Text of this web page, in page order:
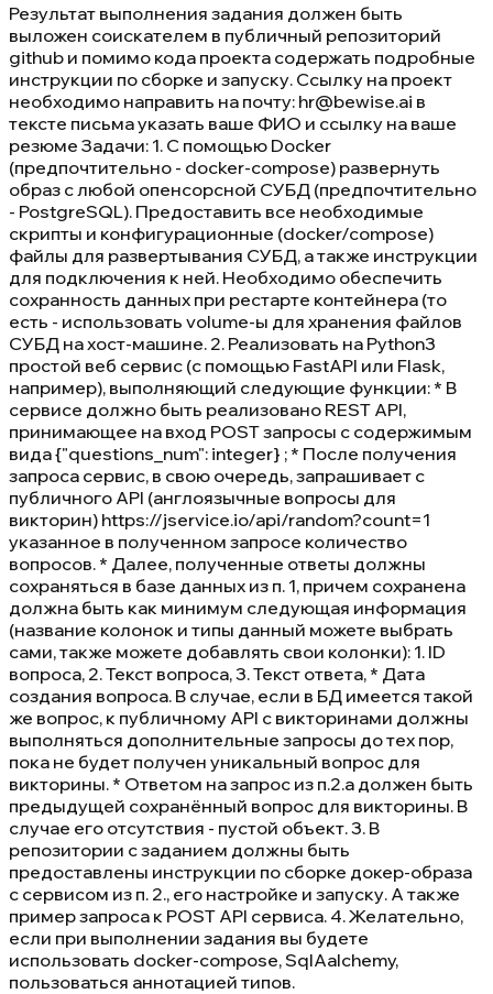
Результат выполнения задания должен быть
выложен соискателем в публичный репозиторий
github и помимо кода проекта содержать подробные
инструкции по сборке и запуску. Ссылку на проект
необходимо направить на почту: hr@bewise.ai в
тексте письма указать ваше ФИО и ссылку на ваше
резюме Задачи: 1. С помощью Docker
(предпочтительно - docker-compose) развернуть
образ с любой опенсорсной СУБД (предпочтительно
- PostgreSQL). Предоставить все необходимые
скрипты и конфигурационные (docker/compose)
файлы для развертывания СУБД, а также инструкции
для подключения к ней. Необходимо обеспечить
сохранность данных при рестарте контейнера (то
есть - использовать volume-ы для хранения файлов
СУБД на хост-машине. 2. Реализовать на Python3
простой веб сервис (с помощью FastAPI или Flask,
например), выполняющий следующие функции: * В
сервисе должно быть реализовано REST API,
принимающее на вход POST запросы с содержимым
вида {"questions_num": integer} ; * После получения
запроса сервис, в свою очередь, запрашивает с
публичного API (англоязычные вопросы для
викторин) https://jservice.io/api/random?count=1
указанное в полученном запросе количество
вопросов. * Далее, полученные ответы должны
сохраняться в базе данных из п. 1, причем сохранена
должна быть как минимум следующая информация
(название колонок и типы данный можете выбрать
сами, также можете добавлять свои колонки): 1. ID
вопроса, 2. Текст вопроса, 3. Текст ответа, * Дата
создания вопроса. В случае, если в БД имеется такой
же вопрос, к публичному API с викторинами должны
выполняться дополнительные запросы до тех пор,
пока не будет получен уникальный вопрос для
викторины. * Ответом на запрос из п.2.a должен быть
предыдущей сохранённый вопрос для викторины. В
случае его отсутствия - пустой объект. 3. В
репозитории с заданием должны быть
предоставлены инструкции по сборке докер-образа
с сервисом из п. 2., его настройке и запуску. А также
пример запроса к POST API сервиса. 4. Желательно,
если при выполнении задания вы будете
использовать docker-compose, SqlAalchemy,
пользоваться аннотацией типов.